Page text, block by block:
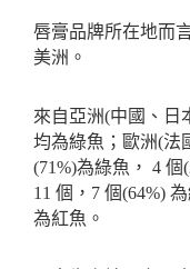
唇膏品牌所在地而
美洲。
來自亞洲(中國、日
均為綠魚；歐洲(法
(71%)為綠魚， 4 個
11 個， 7 個(64%) 為
為紅魚。